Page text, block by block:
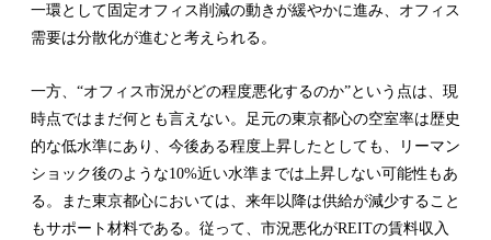
一環として固定オフィス削減の動きが緩やかに進み、オフィス
需要は分散化が進むと考えられる。
一方、“オフィス市況がどの程度悪化するのか”という点は、現
時点ではまだ何とも言えない。足元の東京都心の空室率は歴史
的な低水準にあり、今後ある程度上昇したとしても、リーマン
ショック後のような10%近い水準までは上昇しない可能性もあ
る。また東京都心においては、来年以降は供給が減少すること
もサポート材料である。従って、市況悪化がREITの賃料収入